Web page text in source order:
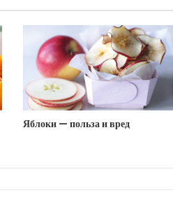
Яблоки — польза и вред